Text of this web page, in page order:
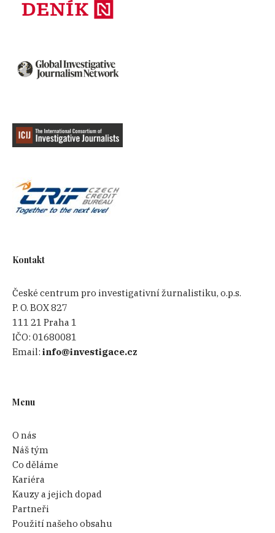
Kontakt
České centrum pro investigativní žurnalistiku, o.p.s.
P. O. BOX 827
111 21 Praha 1
IČO:01680081
Email:info@investigace.cz
Menu
O nás
Náš tým
Co děláme
Kariéra
Kauzy a jejich dopad
Partneři
Použití našeho obsahu